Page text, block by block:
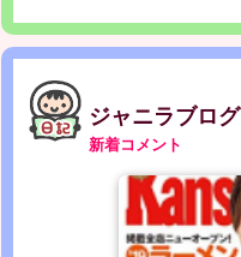
ジャニラブログ
新着コメント